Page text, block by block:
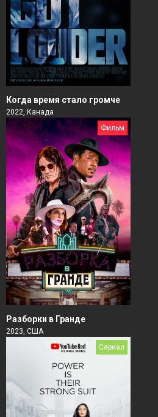
Когда время стало громче
2022, Канада
Фильм
Разборки в Гранде
2023, США
Сериал